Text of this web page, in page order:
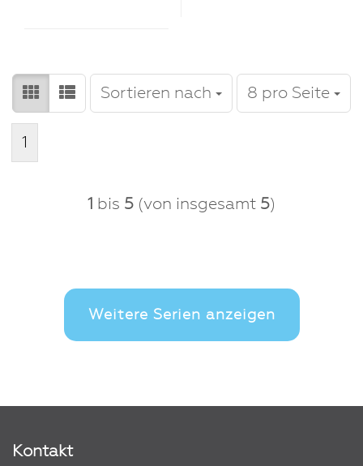
Sortieren nach
Sortieren nach 8 pro Seite
pro Seite
1
1 bis 5 (von insgesamt 5)
Weitere Serien anzeigen
Kontakt